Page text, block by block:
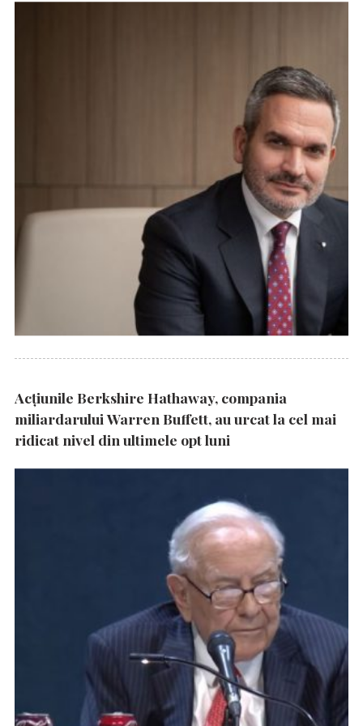
Acțiunile Berkshire Hathaway, compania
miliardarului Warren Buffett, au urcat la cel mai
ridicat nivel din ultimele opt luni